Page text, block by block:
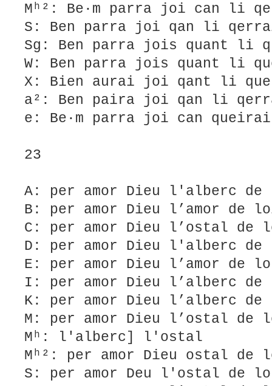
Mʰ²: Be·m parra joi can li
S: Ben parra joi qan li
Sg: Ben parra jois quant li
W: Ben parra jois quant li
X: Bien aurai joi qant li
a²: Ben paira joi qan li
e: Be·m parra joi can queirai
23
A: per amor Dieu l'alberc de
B: per amor Dieu l’amor de
C: per amor Dieu l’ostal de
D: per amor Dieu l'alberc de
E: per amor Dieu l’amor de
I: per amor Dieu l’alberc de
K: per amor Dieu l’alberc de
M: per amor Dieu l’ostal de
Mʰ: l'alberc] l'ostal
Mʰ²: per amor Dieu ostal de
S: per amor Deu l'ostal de